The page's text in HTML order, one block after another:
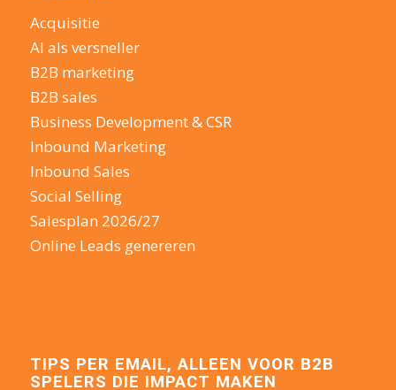
Acquisitie
AI als versneller
B2B marketing
B2B sales
Business Development & CSR
Inbound Marketing
Inbound Sales
Social Selling
Salesplan 2026/27
Online Leads genereren
TIPS PER EMAIL, ALLEEN VOOR B2B
SPELERS DIE IMPACT MAKEN